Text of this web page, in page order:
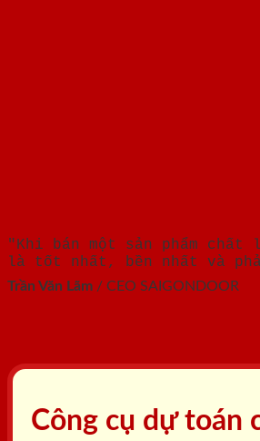
"Khi bán một sản phẩm
là tốt nhất, bền nhất và
Trần Văn Lãm / CEO SAIGONDOOR
Công cụ dự toán